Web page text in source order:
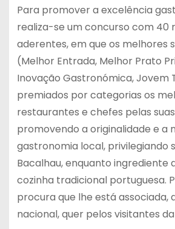
Para promover a excelência
realiza-se um concurso com 40
aderentes, em que os melhores
(Melhor Entrada, Melhor Prato
Inovação Gastronómica, Jovem
premiados por categorias os
restaurantes e chefes pelas
promovendo a originalidade e a
gastronomia local, privilegiando
Bacalhau, enquanto ingrediente
cozinha tradicional portuguesa.
procura que lhe está associada,
nacional, quer pelos visitantes